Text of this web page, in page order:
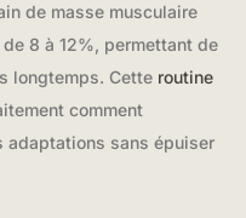
de masse musculaire
8 à 12%, permettant de
longtemps. Cette routine
comment
adaptations sans épuiser